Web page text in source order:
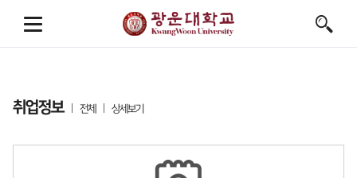
취업정보 전체 상세보기